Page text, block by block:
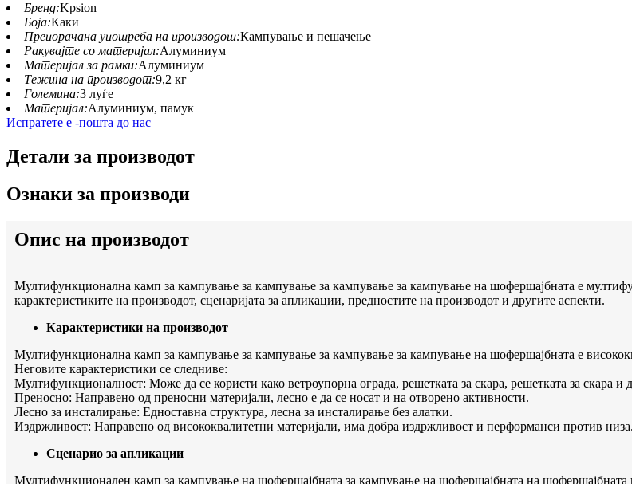
Бренд:Kpsion
Боја:Каки
Препорачана употреба на производот:Кампување и пешачење
Ракувајте со материјал:Алуминиум
Материјал за рамки:Алуминиум
Тежина на производот:9,2 кг
Големина:3 луѓе
Материјал:Алуминиум, памук
Испратете е -пошта до нас
Детали за производот
Ознаки за производи
Опис на производот
Мултифункционална камп за кампување за кампување за кампување за кампување на шофершајбната е
карактеристиките на производот, сценаријата за апликации, предностите на производот и другите аспекти.
Карактеристики на производот
Мултифункционална камп за кампување за кампување за кампување за кампување на шофершајбната е
Неговите карактеристики се следниве:
Мултифункционалност: Може да се користи како ветроупорна ограда, решетката за скара, решетката за скара и
Преносно: Направено од преносни материјали, лесно е да се носат и на отворено активности.
Лесно за инсталирање: Едноставна структура, лесна за инсталирање без алатки.
Издржливост: Направено од висококвалитетни материјали, има добра издржливост и перформанси против низа.
Сценарио за апликации
Мултифункционален камп за кампување на шофершајбната за кампување на шофершајбната на шофершајбната